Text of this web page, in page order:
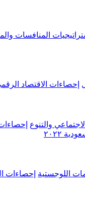
المنافسات
إحصاءات الاقتصاد
والتنوع
٢٠٢٢
اللوجستية إحصاءات